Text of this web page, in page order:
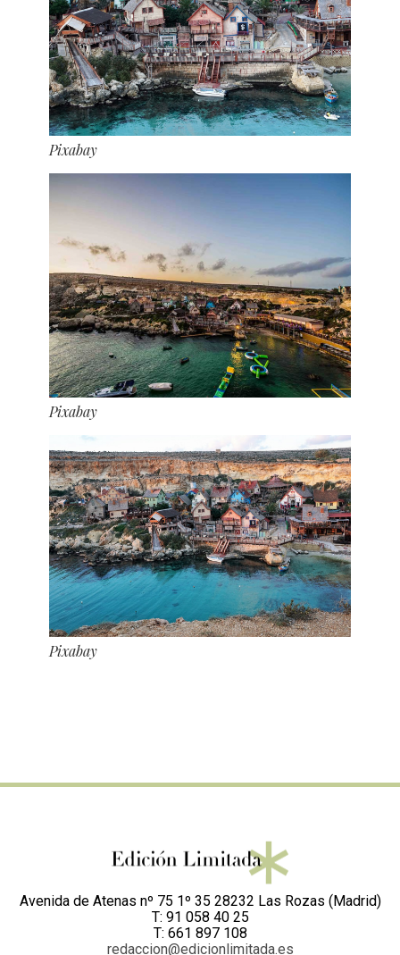
Pixabay
Pixabay
Pixabay
Avenida de Atenas nº 75 1º 35 28232 Las Rozas (Madrid)
T: 91 058 40 25
T: 661 897 108
redaccion@edicionlimitada.es